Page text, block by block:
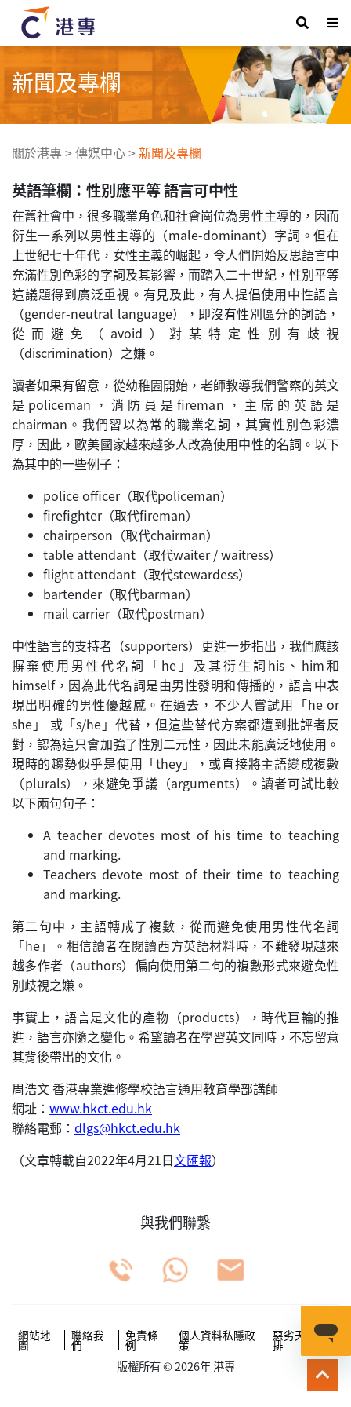
新聞及專欄
關於港專>傳媒中心>新聞及專欄
英語筆欄：性別應平等 語言可中性
在舊社會中，很多職業角色和社會崗位為男性主導的，因而
衍生一系列以男性主導的（male-dominant）字詞。但在
上世紀七十年代，女性主義的崛起，令人們開始反思語言中
充滿性別色彩的字詞及其影響，而踏入二十世紀，性別平等
這議題得到廣泛重視。有見及此，有人提倡使用中性語言
（gender-neutral language），即沒有性別區分的詞語，
從而避免（avoid）對某特定性別有歧視
（discrimination）之嫌。
讀者如果有留意，從幼稚園開始，老師教導我們警察的英文
是policeman，消防員是fireman，主席的英語是
chairman。我們習以為常的職業名詞，其實性別色彩濃
厚，因此，歐美國家越來越多人改為使用中性的名詞。以下
為其中的一些例子：
police officer（取代policeman）
firefighter（取代fireman）
chairperson（取代chairman）
table attendant（取代waiter / waitress）
flight attendant（取代stewardess）
bartender（取代barman）
mail carrier（取代postman）
中性語言的支持者（supporters）更進一步指出，我們應該
摒棄使用男性代名詞「he」及其衍生詞his、him和
himself，因為此代名詞是由男性發明和傳播的，語言中表
現出明確的男性優越感。在過去，不少人嘗試用「he or
she」 或「s/he」代替，但這些替代方案都遭到批評者反
對，認為這只會加強了性別二元性，因此未能廣泛地使用。
現時的趨勢似乎是使用「they」，或直接將主語變成複數
（plurals），來避免爭議（arguments）。讀者可試比較
以下兩句句子：
A teacher devotes most of his time to teaching
and marking.
Teachers devote most of their time to teaching
and marking.
第二句中，主語轉成了複數，從而避免使用男性代名詞
「he」。相信讀者在閱讀西方英語材料時，不難發現越來
越多作者（authors）偏向使用第二句的複數形式來避免性
別歧視之嫌。
事實上，語言是文化的產物（products），時代巨輪的推
進，語言亦隨之變化。希望讀者在學習英文同時，不忘留意
其背後帶出的文化。
周浩文 香港專業進修學校語言通用教育學部講師
網址： www.hkct.edu.hk
聯絡電郵： dlgs@hkct.edu.hk
（文章轉載自2022年4月21日文匯報）
與我們聯繫
網站地
圖
聯絡我
們
免責條
例
個人資料私隱政
策
惡劣天氣安
排
版權所有 © 2026年 港專